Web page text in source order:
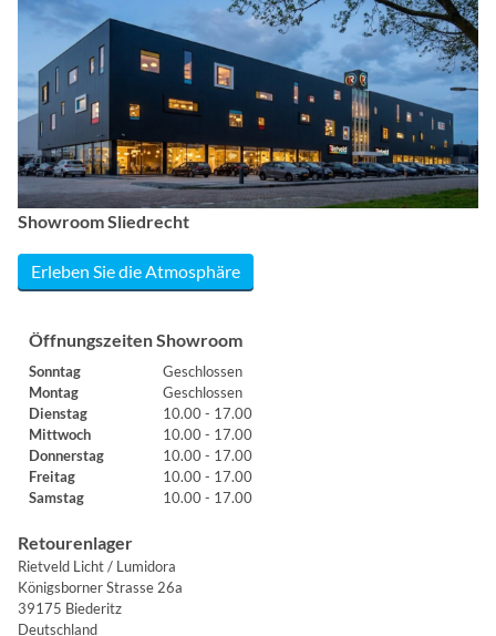
Showroom Sliedrecht
Erleben Sie die Atmosphäre
Öffnungszeiten Showroom
Sonntag
Geschlossen
Montag
Geschlossen
Dienstag
10.00 - 17.00
Mittwoch
10.00 - 17.00
Donnerstag
10.00 - 17.00
Freitag
10.00 - 17.00
Samstag
10.00 - 17.00
Retourenlager
Rietveld Licht / Lumidora
Königsborner Strasse 26a
39175 Biederitz
Deutschland